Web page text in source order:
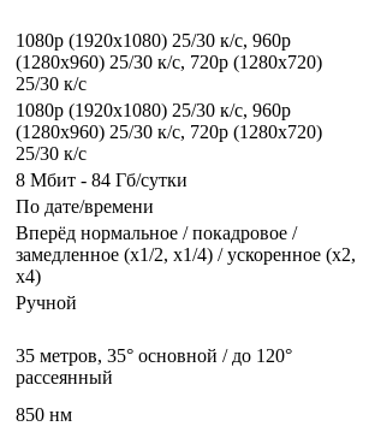
1080p (1920x1080) 25/30 к/с, 960p
(1280х960) 25/30 к/с, 720p (1280х720)
25/30 к/с
1080p (1920x1080) 25/30 к/с, 960p
(1280х960) 25/30 к/с, 720p (1280х720)
25/30 к/с
8 Мбит - 84 Гб/сутки
По дате/времени
Вперёд нормальное / покадровое /
замедленное (х1/2, х1/4) / ускоренное (х2,
х4)
Ручной
35 метров, 35° основной / до 120°
рассеянный
850 нм